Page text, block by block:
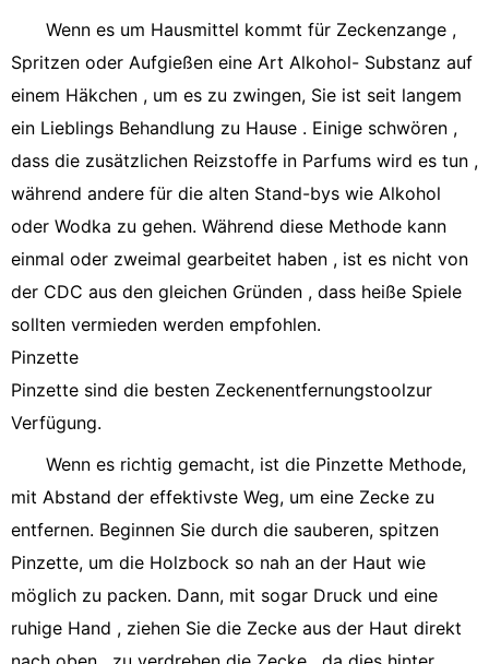
Wenn es um Hausmittel kommt für Zeckenzange ,
Spritzen oder Aufgießen eine Art Alkohol- Substanz auf
einem Häkchen , um es zu zwingen, Sie ist seit langem
ein Lieblings Behandlung zu Hause . Einige schwören ,
dass die zusätzlichen Reizstoffe in Parfums wird es tun ,
während andere für die alten Stand-bys wie Alkohol
oder Wodka zu gehen. Während diese Methode kann
einmal oder zweimal gearbeitet haben , ist es nicht von
der CDC aus den gleichen Gründen , dass heiße Spiele
sollten vermieden werden empfohlen.
Pinzette
Pinzette sind die besten Zeckenentfernungstoolzur
Verfügung.
Wenn es richtig gemacht, ist die Pinzette Methode,
mit Abstand der effektivste Weg, um eine Zecke zu
entfernen. Beginnen Sie durch die sauberen, spitzen
Pinzette, um die Holzbock so nah an der Haut wie
möglich zu packen. Dann, mit sogar Druck und eine
ruhige Hand , ziehen Sie die Zecke aus der Haut direkt